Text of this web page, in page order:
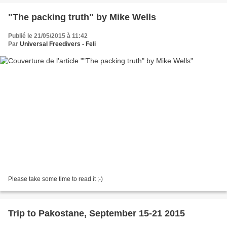
"The packing truth" by Mike Wells
Publié le 21/05/2015 à 11:42
Par Universal Freedivers - Feli
Please take some time to read it ;-)
Trip to Pakostane, September 15-21 2015